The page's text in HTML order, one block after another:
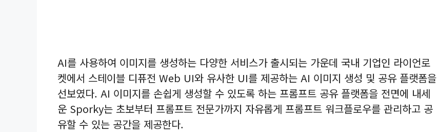
AI를 사용하여 이미지를 생성하는 다양한 서비스가 출시되는 가운데 국내 기업인 라이언로
켓에서 스테이블 디퓨전 Web UI와 유사한 UI를 제공하는 AI 이미지 생성 및 공유 플랫폼을
선보였다. AI 이미지를 손쉽게 생성할 수 있도록 하는 프롬프트 공유 플랫폼을 전면에 내세
운 Sporky는 초보부터 프롬프트 전문가까지 자유롭게 프롬프트 워크플로우를 관리하고 공
유할 수 있는 공간을 제공한다.